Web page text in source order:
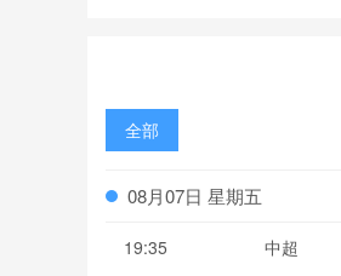
全部
08月07日 星期五
19:35 中超